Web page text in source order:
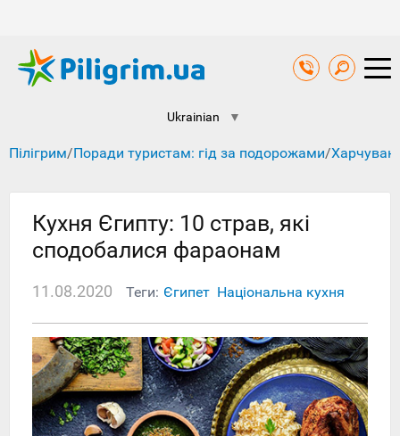
Ukrainian ▼
Пілігрим/Поради туристам: гід за подорожами/
Кухня Єгипту: 10 страв, які
сподобалися фараонам
11.08.2020 Теги: Єгипет Національна кухня